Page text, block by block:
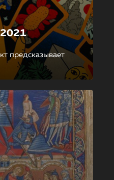
предсказывает